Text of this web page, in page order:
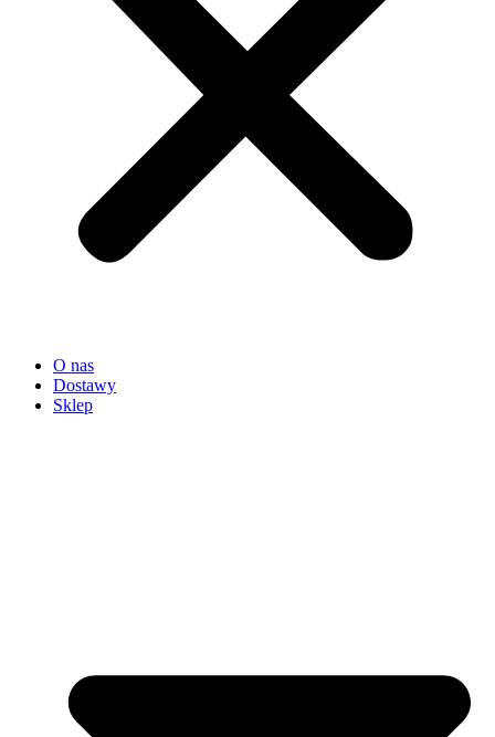
O nas
Dostawy
Sklep